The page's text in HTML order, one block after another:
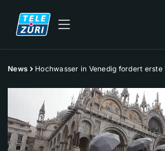
News Hochwasser in Venedig fordert erste